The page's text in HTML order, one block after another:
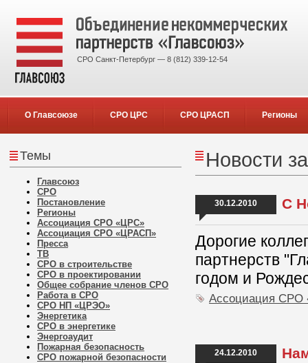
СРО Санкт-Петербург — 8 (812) 339-12-54
О Главсоюзе СРО ЦРС СРО ЦРАСП Регионы
Темы
Главсоюз
СРО
Постановление
Регионы
Ассоциация СРО «ЦРС»
Ассоциация СРО «ЦРАСП»
Пресса
ТВ
СРО в строительстве
СРО в проектировании
Общее собрание членов СРО
Работа в СРО
СРО НП «ЦРЭО»
Энергетика
СРО в энергетике
Энергоаудит
Пожарная безопасность
СРО пожарной безопасности
Новости
30.12.2010 С
Дорогие
партнерств
годом и
Ассоциация
24.12.2010